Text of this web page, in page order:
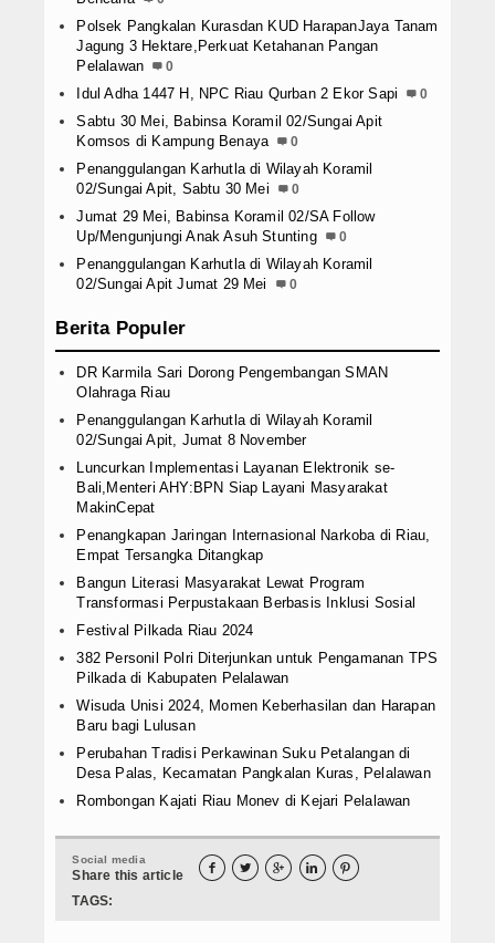
Polsek Pangkalan Kurasdan KUD HarapanJaya Tanam
Jagung 3 Hektare,Perkuat Ketahanan Pangan
Pelalawan
0
Idul Adha 1447 H, NPC Riau Qurban 2 Ekor Sapi 0
Sabtu 30 Mei, Babinsa Koramil 02/Sungai Apit
Komsos di Kampung Benaya
0
Penanggulangan Karhutla di Wilayah Koramil
02/Sungai Apit, Sabtu 30 Mei
0
Jumat 29 Mei, Babinsa Koramil 02/SA Follow
Up/Mengunjungi Anak Asuh Stunting
0
Penanggulangan Karhutla di Wilayah Koramil
02/Sungai Apit Jumat 29 Mei
0
Berita Populer
DR Karmila Sari Dorong Pengembangan SMAN
Olahraga Riau
Penanggulangan Karhutla di Wilayah Koramil
02/Sungai Apit, Jumat 8 November
Luncurkan Implementasi Layanan Elektronik se-
Bali,Menteri AHY:BPN Siap Layani Masyarakat
MakinCepat
Penangkapan Jaringan Internasional Narkoba di Riau,
Empat Tersangka Ditangkap
Bangun Literasi Masyarakat Lewat Program
Transformasi Perpustakaan Berbasis Inklusi Sosial
Festival Pilkada Riau 2024
382 Personil Polri Diterjunkan untuk Pengamanan TPS
Pilkada di Kabupaten Pelalawan
Wisuda Unisi 2024, Momen Keberhasilan dan Harapan
Baru bagi Lulusan
Perubahan Tradisi Perkawinan Suku Petalangan di
Desa Palas, Kecamatan Pangkalan Kuras, Pelalawan
Rombongan Kajati Riau Monev di Kejari Pelalawan
Social media
Share this article     
TAGS: